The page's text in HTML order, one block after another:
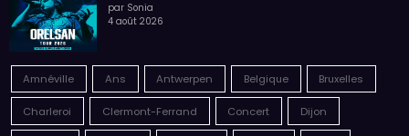
par Sonia
4 août 2026
Amnéville Ans Antwerpen Belgique Bruxelles
Charleroi Clermont-Ferrand Concert Dijon